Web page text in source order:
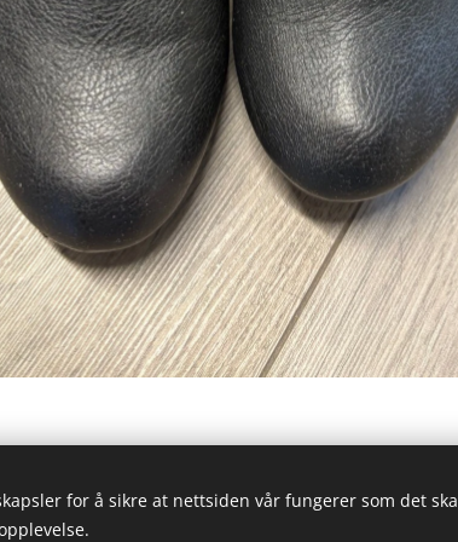
for å sikre at nettsiden vår fungerer som det